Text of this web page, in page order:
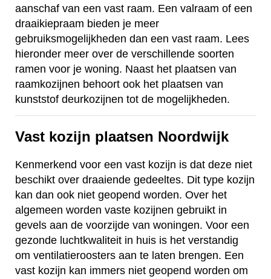
aanschaf van een vast raam. Een valraam of een
draaikiepraam bieden je meer
gebruiksmogelijkheden dan een vast raam. Lees
hieronder meer over de verschillende soorten
ramen voor je woning. Naast het plaatsen van
raamkozijnen behoort ook het plaatsen van
kunststof deurkozijnen tot de mogelijkheden.
Vast kozijn plaatsen Noordwijk
Kenmerkend voor een vast kozijn is dat deze niet
beschikt over draaiende gedeeltes. Dit type kozijn
kan dan ook niet geopend worden. Over het
algemeen worden vaste kozijnen gebruikt in
gevels aan de voorzijde van woningen. Voor een
gezonde luchtkwaliteit in huis is het verstandig
om ventilatieroosters aan te laten brengen. Een
vast kozijn kan immers niet geopend worden om